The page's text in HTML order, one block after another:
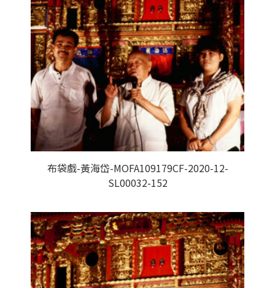
布袋戲-黃海岱-MOFA109179CF-2020-12-
SL00032-152